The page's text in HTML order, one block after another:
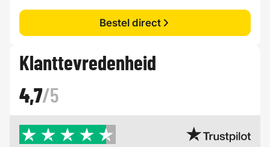
Bestel direct
Klanttevredenheid
4,7/5